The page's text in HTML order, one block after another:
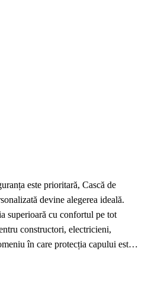
este prioritară, Cască de
devine alegerea ideală.
superioară cu confortul pe tot
constructori, electricieni,
în care protecția capului este